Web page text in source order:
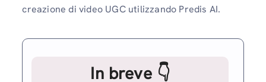
creazione di video UGC utilizzando Predis AI.
In breve 👇